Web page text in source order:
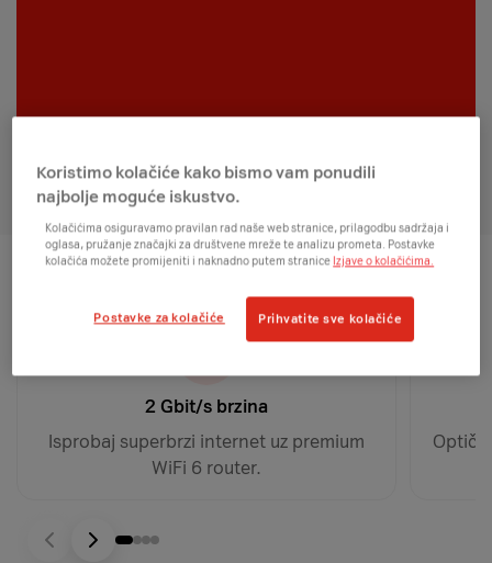
2 Gbit/s brzina
Isprobaj superbrzi internet uz premium
WiFi 6 router.
Koristimo kolačiće kako bismo vam ponudili
najbolje moguće iskustvo.
Kolačićima osiguravamo pravilan rad naše web stranice, prilagodbu sadržaja i
oglasa, pružanje značajki za društvene mreže te analizu prometa. Postavke
kolačića možete promijeniti i naknadno putem stranice Izjave o kolačićima.
Postavke za kolačiće Prihvatite sve kolačiće